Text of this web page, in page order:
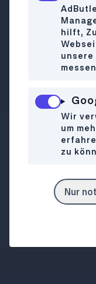
klar das
Frühstück bis
und die
ist gemütlich
auf der
WANN
hilft,
Wir
um
zu
Nur